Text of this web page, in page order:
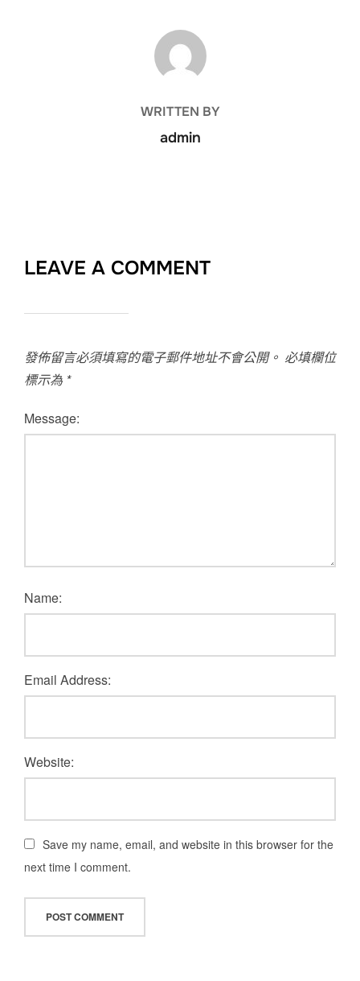
POST AUTHOR
WRITTEN BY
admin
LEAVE A COMMENT
發佈留言必須填寫的電子郵件地址不會公開。 必填欄位
標示為 *
Message:
Name:
Email Address:
Website:
Save my name, email, and website in this browser for the
next time I comment.